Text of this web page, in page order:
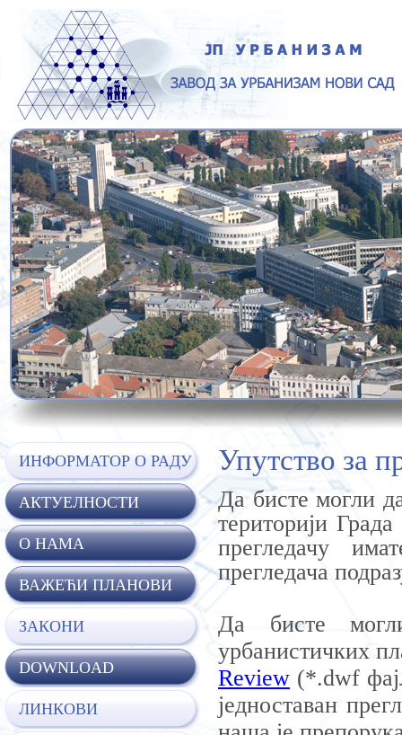
Упутство за
Да бисте могли
територији
прегледачу
прегледача
Да бисте
урбанистичких
Review (*.dwf
једноставан
ИНФОРМАТОР О РАДУ
АКТУЕЛНОСТИ
O НАМА
ВАЖЕЋИ ПЛАНОВИ
ЗАКОНИ
DOWNLOAD
ЛИНКОВИ